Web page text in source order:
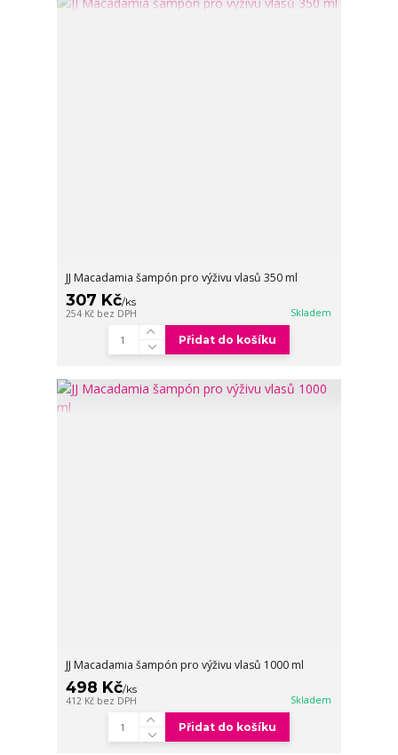
JJ Macadamia šampón pro výživu vlasů 350 ml
307 Kč/ks
254 Kč bez DPH Skladem
Přidat do košíku
JJ Macadamia šampón pro výživu vlasů 1000 ml
498 Kč/ks
412 Kč bez DPH Skladem
Přidat do košíku